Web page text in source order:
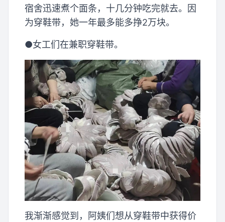
宿舍迅速煮个面条，十几分钟吃完就去。因
为穿鞋带，她一年最多能多挣2万块。
●女工们在兼职穿鞋带。
我渐渐感觉到，阿姨们想从穿鞋带中获得价